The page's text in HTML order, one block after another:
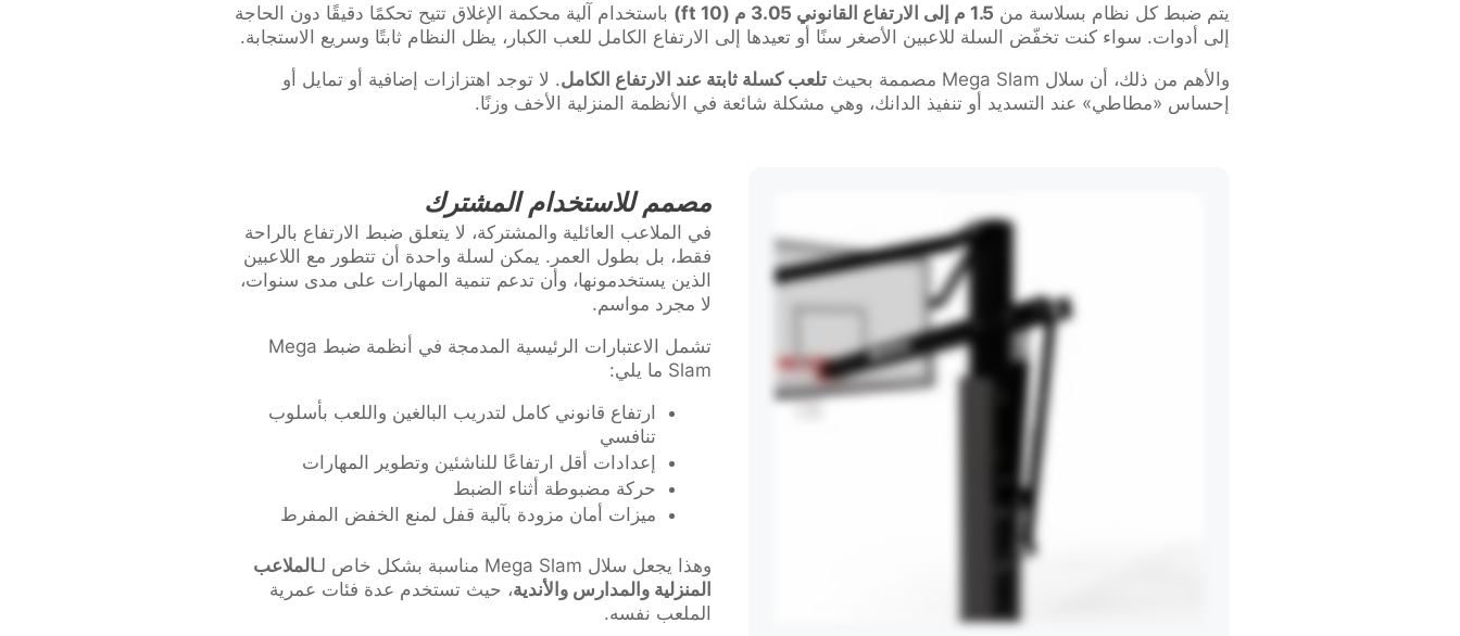
يتم ضبط كل نظام بسلاسة من 1.5 م إلى الارتفاع القانوني 3.05 م (10 ft)
باستخدام آلية محكمة الإغلاق تتيح تحكمًا دقيقًا دون الحاجة
إلى أدوات. سواء كنت تخفّض السلة للاعبين الأصغر سنًا أو تعيدها إلى الارتفاع الكامل للعب الكبار، يظل النظام ثابتًا وسريع الاستجابة.
والأهم من ذلك، أن سلال Mega Slam مصممة بحيث
تلعب كسلة ثابتة عند الارتفاع الكامل. لا توجد اهتزازات إضافية أو تمايل أو
إحساس «مطاطي» عند التسديد أو تنفيذ الدانك، وهي مشكلة شائعة في الأنظمة المنزلية الأخف وزنًا.
مصمم للاستخدام المشترك
في الملاعب العائلية والمشتركة، لا يتعلق ضبط الارتفاع بالراحة
فقط، بل بطول العمر. يمكن لسلة واحدة أن تتطور مع اللاعبين
الذين يستخدمونها، وأن تدعم تنمية المهارات على مدى سنوات،
لا مجرد مواسم.
تشمل الاعتبارات الرئيسية المدمجة في أنظمة ضبط Mega
Slam ما يلي:
ارتفاع قانوني كامل لتدريب البالغين واللعب بأسلوب
تنافسي
إعدادات أقل ارتفاعًا للناشئين وتطوير المهارات
حركة مضبوطة أثناء الضبط
ميزات أمان مزودة بآلية قفل لمنع الخفض المفرط
وهذا يجعل سلال Mega Slam مناسبة بشكل خاص لـ
الملاعب
المنزلية والمدارس والأندية، حيث تستخدم عدة فئات عمرية
الملعب نفسه.